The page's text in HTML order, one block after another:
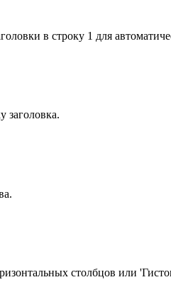
в строку 1 для
заголовка.
столбцов или